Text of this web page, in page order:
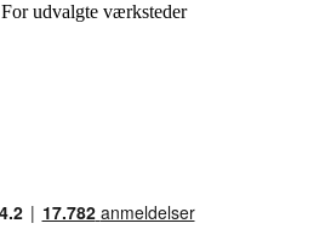
For udvalgte værksteder